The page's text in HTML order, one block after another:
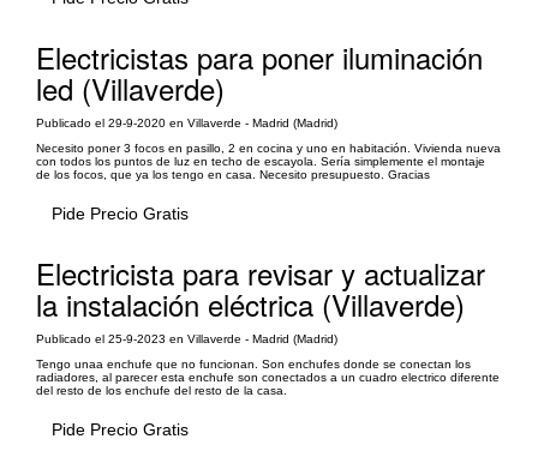
Electricistas para poner iluminación
led (Villaverde)
Publicado el 29-9-2020 en Villaverde - Madrid (Madrid)
Necesito poner 3 focos en pasillo, 2 en cocina y uno en habitación. Vivienda nueva
con todos los puntos de luz en techo de escayola. Sería simplemente el montaje
de los focos, que ya los tengo en casa. Necesito presupuesto. Gracias
Pide Precio Gratis
Electricista para revisar y actualizar
la instalación eléctrica (Villaverde)
Publicado el 25-9-2023 en Villaverde - Madrid (Madrid)
Tengo unaa enchufe que no funcionan. Son enchufes donde se conectan los
radiadores, al parecer esta enchufe son conectados a un cuadro electrico diferente
del resto de los enchufe del resto de la casa.
Pide Precio Gratis